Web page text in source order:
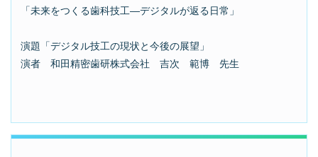
「未来をつくる歯科技工―デジタルが返る日常」
演題「デジタル技工の現状と今後の展望」
演者 和田精密歯研株式会社 吉次 範博 先生